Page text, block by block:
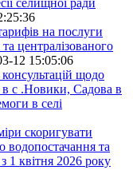
на послуги
централізованого
12 15:05:06
щодо
в с .Новики, Садова в
в селі
скоригувати
водопостачання та
1 квітня 2026 року